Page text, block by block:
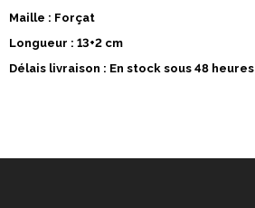
Maille : Forçat
Longueur : 13+2 cm
Délais livraison : En stock sous 48 heures